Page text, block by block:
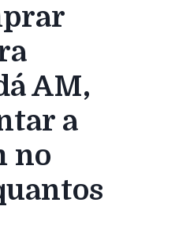
AM,
a
no